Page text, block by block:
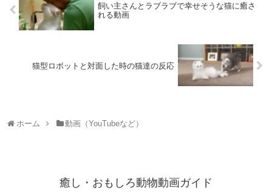
飼い主さんとラブラブで幸せそうな猫に癒さ
れる動画
猫型ロボットと対面した時の猫達の反応
ホーム 動画（YouTubeなど）
癒し・おもしろ動物動画ガイド